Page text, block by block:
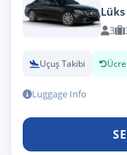
3
Uçuş Takibi
Luggage Info